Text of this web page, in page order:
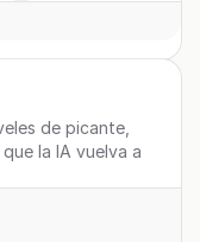
de picante,
la IA vuelva a